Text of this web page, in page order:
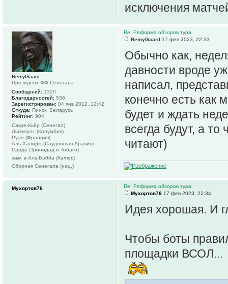
исключения
Re: Реформа обзоров тура.
RemyGaard 17 фев 2023, 22:33
Обычно как,
давности вроде
написал,
конечно есть как
будет и ждать
всегда будут, а
читают)
RemyGaard
Президент ФФ Сенегала
Сообщений: 1320
Благодарностей: 536
Зарегистрирован: 04 янв 2012, 12:42
Откуда: Пинск, Беларусь
Рейтинг: 904
Сакре-Кьёр (Сенегал)
Льянерос (Колумбия)
Руан (Франция)
Аль-Халидж (Саудовская Аравия)
Сандо (Тринидад и Тобаго)
зам. в Аль-Бидда (Катар)
Сборная Сенегала (нац.)
Re: Реформа обзоров тура.
Мухортов76 17 фев 2023, 22:34
Идея хорошая. И
Чтобы боты
площадки ВСОЛ...
Мухортов76